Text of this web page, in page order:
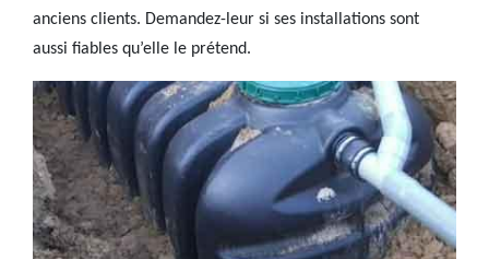
anciens clients. Demandez-leur si ses installations sont
aussi fiables qu’elle le prétend.